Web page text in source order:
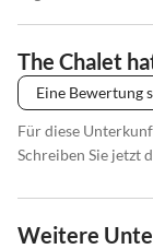
The Chalet
Eine Bewertung
Für diese
Schreiben Sie jetzt
Weitere